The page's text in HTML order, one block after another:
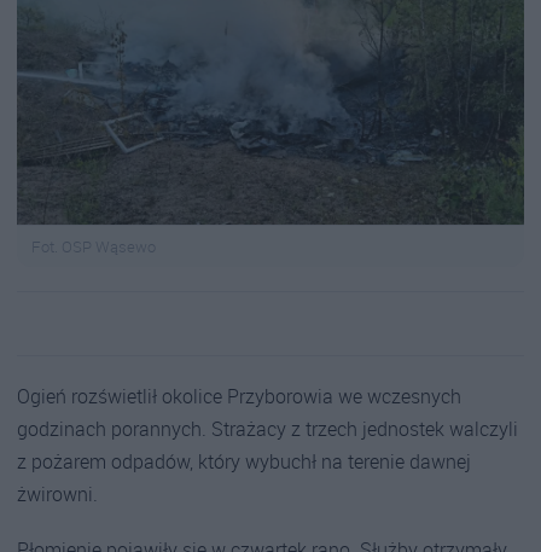
Fot. OSP Wąsewo
Ogień rozświetlił okolice Przyborowia we wczesnych
godzinach porannych. Strażacy z trzech jednostek walczyli
z pożarem odpadów, który wybuchł na terenie dawnej
żwirowni.